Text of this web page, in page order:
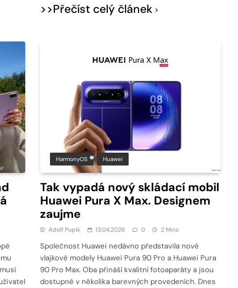
>>Přečíst celý článek
HarmonyOS Huawei
Tak vypadá nový skládací mobil
Huawei Pura X Max. Designem
zaujme
Adolf Pupík 13.04.2026 0 2 Mins
Společnost Huawei nedávno představila nové
vlajkové modely Huawei Pura 90 Pro a Huawei Pura
90 Pro Max. Oba přináší kvalitní fotoaparáty a jsou
dostupné v několika barevných provedeních. Dnes